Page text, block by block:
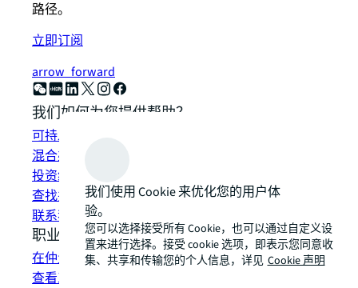
路径。
立即订阅
arrow_forward
我们如何为您提供帮助？
可持发展解决方案
混合办公空间解决方案
投资组合管理
查找并租赁空间
联系我们
职业发展
在仲量联行工作
查看工作机会
我们使用 Cookie 来优化您的用户体
验。
您可以选择接受所有 Cookie，也可以通过自定义设
置来进行选择。接受 cookie 选项，即表示您同意收
集、共享和传输您的个人信息，详见 Cookie 声明